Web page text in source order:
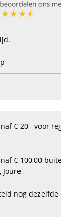
€ 20,- voor
€ 100,00
Joure
nog